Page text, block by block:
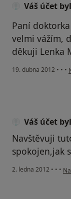
Váš účet
Paní
velmi vážím,
děkuji Lenka
19. dubna 2012 • • •
Váš účet
Navštěvuji
spokojen,jak
2. ledna 2012 • • •